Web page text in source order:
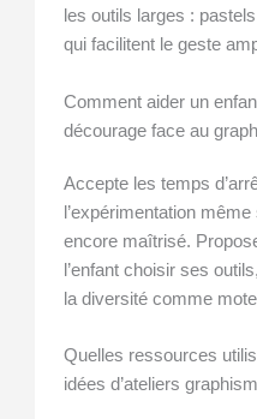
les outils larges :
qui facilitent le geste
Comment aider un
décourage face au
Accepte les temps
l’expérimentation
encore maîtrisé.
l’enfant choisir ses
la diversité comme
Quelles ressources
idées d’ateliers